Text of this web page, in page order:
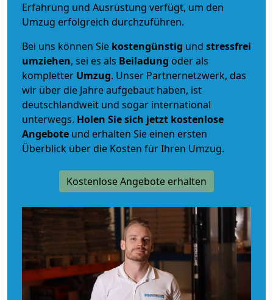
Erfahrung und Ausrüstung verfügt, um den
Umzug erfolgreich durchzuführen.
Bei uns können Sie kostengünstig und stressfrei
umziehen, sei es als Beiladung oder als
kompletter Umzug. Unser Partnernetzwerk, das
wir über die Jahre aufgebaut haben, ist
deutschlandweit und sogar international
unterwegs. Holen Sie sich jetzt kostenlose
Angebote und erhalten Sie einen ersten
Überblick über die Kosten für Ihren Umzug.
Kostenlose Angebote erhalten